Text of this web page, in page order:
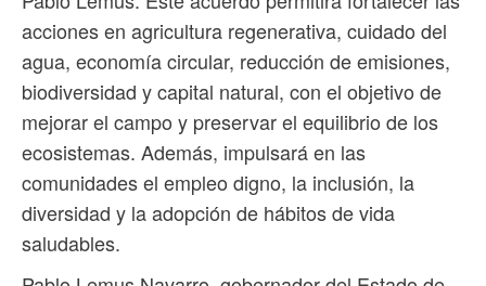
acciones en agricultura regenerativa, cuidado del
agua, economía circular, reducción de emisiones,
biodiversidad y capital natural, con el objetivo de
mejorar el campo y preservar el equilibrio de los
ecosistemas. Además, impulsará en las
comunidades el empleo digno, la inclusión, la
diversidad y la adopción de hábitos de vida
saludables.